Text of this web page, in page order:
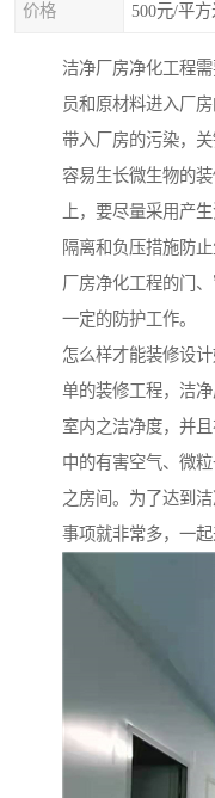
价格 500元/平
洁净厂房净化工程
员和原材料进入厂
带入厂房的污染，
容易生长微生物的
上，要尽量采用产
隔离和负压措施防
厂房净化工程的门
一定的防护工作。
怎么样才能装修设
单的装修工程，洁
室内之洁净度，并
中的有害空气、微
之房间。为了达到
事项就非常多，一起